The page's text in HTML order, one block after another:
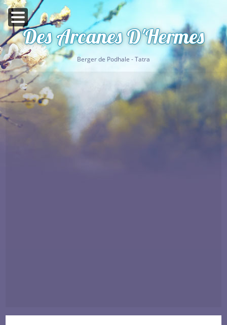
Des Arcanes D'Hermes
Berger de Podhale - Tatra